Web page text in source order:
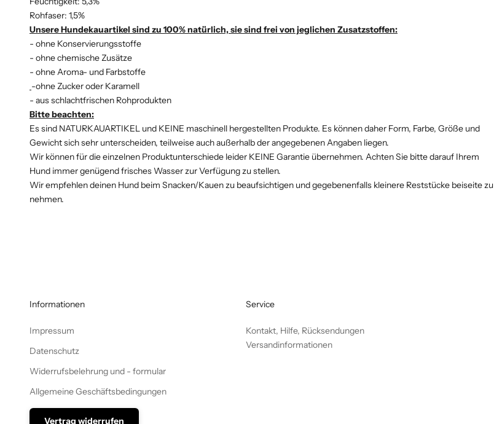
Rohfaser: 1,5%
Unsere Hundekauartikel sind zu 100% natürlich, sie sind frei von jeglichen Zusatzstoffen:
- ohne Konservierungsstoffe
- ohne chemische Zusätze
- ohne Aroma- und Farbstoffe
-ohne Zucker oder Karamell
- aus schlachtfrischen Rohprodukten
Bitte beachten:
Es sind NATURKAUARTIKEL und KEINE maschinell hergestellten Produkte. Es können daher Form, Farbe, Größe und
Gewicht sich sehr unterscheiden, teilweise auch außerhalb der angegebenen Angaben liegen.
Wir können für die einzelnen Produktunterschiede leider KEINE Garantie übernehmen. Achten Sie bitte darauf Ihrem
Hund immer genügend frisches Wasser zur Verfügung zu stellen.
Wir empfehlen deinen Hund beim Snacken/Kauen zu beaufsichtigen und gegebenenfalls kleinere Reststücke beiseite zu
nehmen.
Informationen
Impressum
Datenschutz
Widerrufsbelehrung und - formular
Allgemeine Geschäftsbedingungen
Vertrag widerrufen
Service
Kontakt, Hilfe, Rücksendungen
Versandinformationen